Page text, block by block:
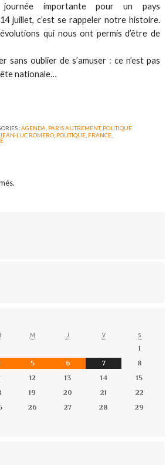
importante pour un pays
juillet, c’est se rappeler notre histoire.
qui nous ont permis d’être de
sans oublier de s’amuser : ce n’est pas
nationale…
:AGENDA PARIS AUTREMENT, POLITIQUE
JEAN-LUC ROMERO POLITIQUE FRANCE
M J V S
1
5 6 7
8
12 13 14
15
19 20 21
22
26 27 28
29